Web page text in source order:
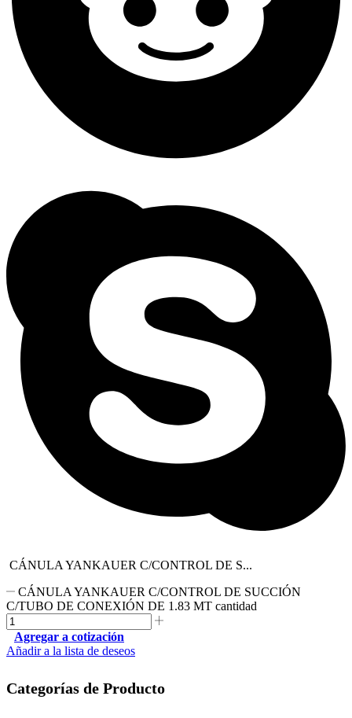
CÁNULA YANKAUER C/CONTROL DE S...
CÁNULA YANKAUER C/CONTROL DE SUCCIÓN
C/TUBO DE CONEXIÓN DE 1.83 MT cantidad
Agregar a cotización
Añadir a la lista de deseos
Categorías de Producto